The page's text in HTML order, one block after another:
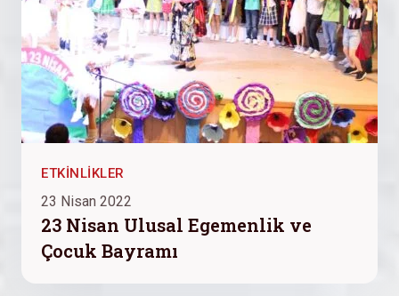
ETKINLIKLER
23 Nisan 2022
23 Nisan Ulusal Egemenlik ve
Çocuk Bayramı